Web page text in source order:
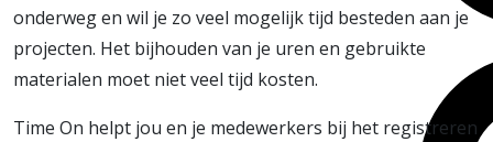
onderweg en wil je zo veel mogelijk tijd besteden aan je
projecten. Het bijhouden van je uren en gebruikte
materialen moet niet veel tijd kosten.
Time On helpt jou en je medewerkers bij het registreren